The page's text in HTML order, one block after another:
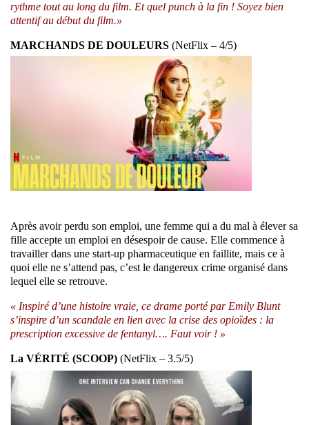
rythme tout au long du film. Et quel punch à la fin ! Soyez bien
attentif au début du film.»
MARCHANDS DE DOULEURS (NetFlix – 4/5)
Après avoir perdu son emploi, une femme qui a du mal à élever sa
fille accepte un emploi en désespoir de cause. Elle commence à
travailler dans une start-up pharmaceutique en faillite, mais ce à
quoi elle ne s’attend pas, c’est le dangereux crime organisé dans
lequel elle se retrouve.
« Inspiré d’une histoire vraie, ce drame porté par Emily Blunt
s’inspire d’un scandale en lien avec la crise des opioïdes : la
prescription excessive de fentanyl…. Faut voir ! »
La VÉRITÉ (SCOOP) (NetFlix – 3.5/5)